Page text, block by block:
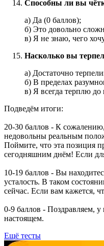
Способны ли вы
а) Да (0 баллов);
б) Это довольно
в) Я не знаю, чего
Насколько вы
а) Достаточно
б) В пределах
в) Я всегда терплю до
Подведём итоги:
20-30 баллов - К
недовольны реальным
Поймите, что эта позиция
сегодняшним днём! Если
10-19 баллов - Вы
усталость. В таком
сейчас. Если вам кажется,
0-9 баллов - Поздравляем,
настоящем.
Ещё тесты